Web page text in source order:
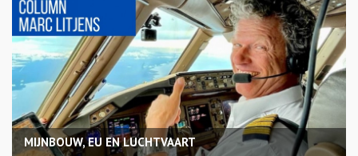
MIJNBOUW, EU EN LUCHTVAART